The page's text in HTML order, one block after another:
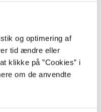
og optimering af
tid ændre eller
klikke på ”Cookies” i
om de anvendte
dolor sit amet ...
dolor sit amet ...
dolor sit amet ...
dolor sit amet ...